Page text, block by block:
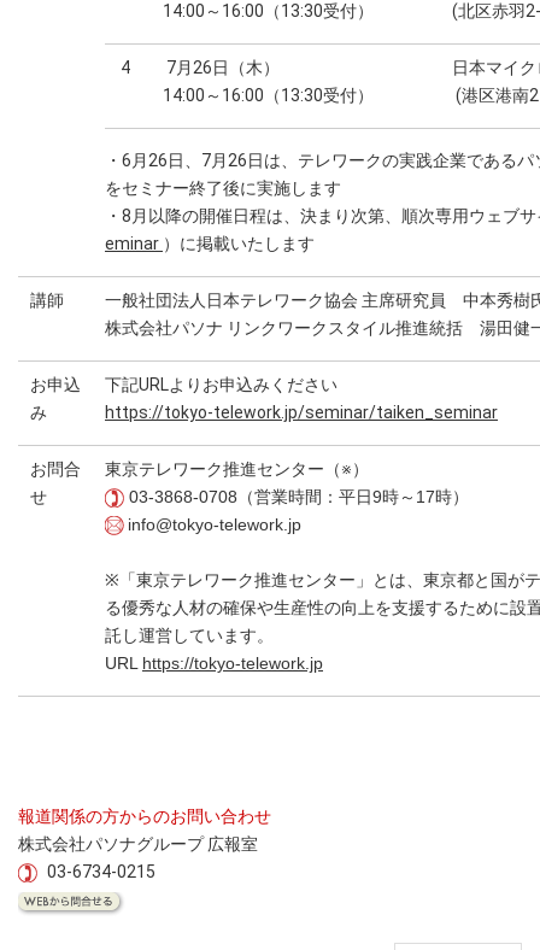
14:00～16:00（13:30受付）
(北区赤羽
4
7月26日（木）
14:00～16:00（13:30受付）
日本マイ
(港区港南
・6月26日、7月26日は、テレワークの実践企業である
をセミナー終了後に実施します
・8月以降の開催日程は、決まり次第、順次専用ウェブ
eminar ）に掲載いたします
講師
一般社団法人日本テレワーク協会 主席研究員 中本秀樹
株式会社パソナ リンクワークスタイル推進統括 湯田健
お申込
み
下記URLよりお申込みください
https://tokyo-telework.jp/seminar/taiken_seminar
お問合
せ
東京テレワーク推進センター（※）
03-3868-0708（営業時間：平日9時～17時）
info@tokyo-telework.jp
※「東京テレワーク推進センター」とは、東京都と国が
る優秀な人材の確保や生産性の向上を支援するために
託し運営しています。
URL https://tokyo-telework.jp
報道関係の方からのお問い合わせ
株式会社パソナグループ 広報室
03-6734-0215